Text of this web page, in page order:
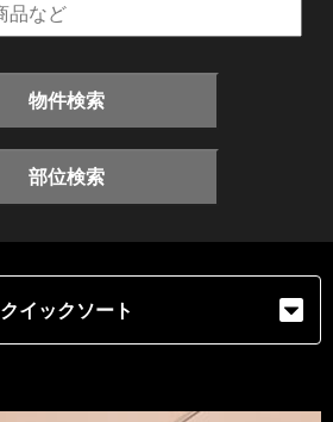
物件検索
部位検索
クイックソート